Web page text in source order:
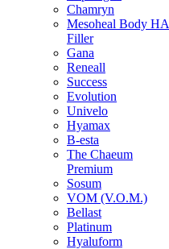
Chamryn
Mesoheal Body HA
Filler
Gana
Reneall
Success
Evolution
Univelo
Hyamax
B-esta
The Chaeum
Premium
Sosum
VOM (V.O.M.)
Bellast
Platinum
Hyaluform